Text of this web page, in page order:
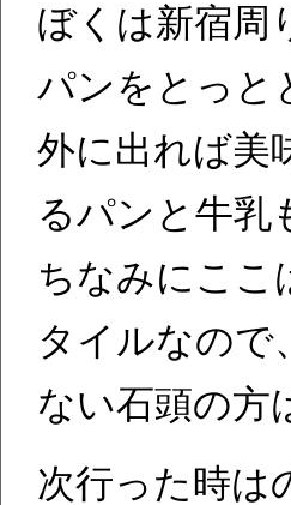
ぼくは新宿周
パンをとっと
外に出れば美
るパンと牛乳
ちなみにここ
タイルなので
ない石頭の方
次行った時は